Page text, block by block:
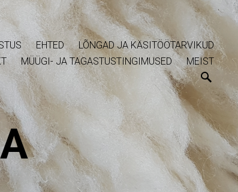
EHTED
LÕNGAD JA KÄSITÖÖTARVIKUD
MÜÜGI- JA TAGASTUSTINGIMUSED MEIST